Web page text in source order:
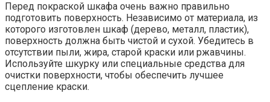
Перед покраской шкафа очень важно правильно
подготовить поверхность. Независимо от материала, из
которого изготовлен шкаф (дерево, металл, пластик),
поверхность должна быть чистой и сухой. Убедитесь в
отсутствии пыли, жира, старой краски или ржавчины.
Используйте шкурку или специальные средства для
очистки поверхности, чтобы обеспечить лучшее
сцепление краски.